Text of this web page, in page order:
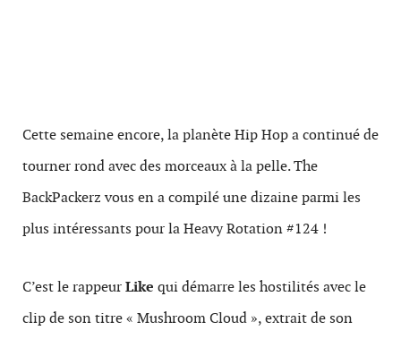
Cette semaine encore, la planète Hip Hop a continué de
tourner rond avec des morceaux à la pelle. The
BackPackerz vous en a compilé une dizaine parmi les
plus intéressants pour la Heavy Rotation #124 !
C’est le rappeurLike qui démarre les hostilités avec le
clip de son titre « Mushroom Cloud », extrait de son